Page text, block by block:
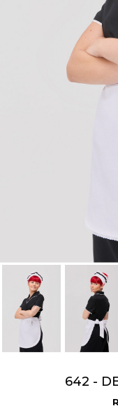
642 -
Cancelar